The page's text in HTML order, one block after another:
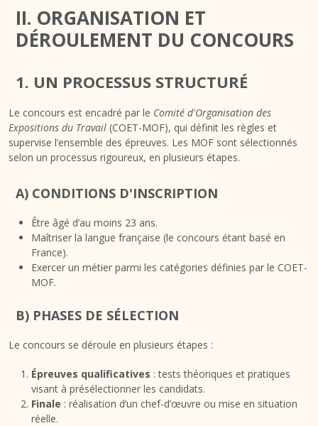
II. ORGANISATION ET
DÉROULEMENT DU CONCOURS
1. UN PROCESSUS STRUCTURÉ
Le concours est encadré par le Comité d'Organisation des
Expositions du Travail (COET-MOF), qui définit les règles et
supervise l’ensemble des épreuves. Les MOF sont sélectionnés
selon un processus rigoureux, en plusieurs étapes.
A) CONDITIONS D'INSCRIPTION
Être âgé d’au moins 23 ans.
Maîtriser la langue française (le concours étant basé en
France).
Exercer un métier parmi les catégories définies par le COET-
MOF.
B) PHASES DE SÉLECTION
Le concours se déroule en plusieurs étapes :
Épreuves qualificatives : tests théoriques et pratiques
visant à présélectionner les candidats.
Finale : réalisation d’un chef-d’œuvre ou mise en situation
réelle.